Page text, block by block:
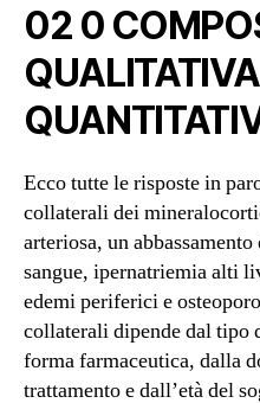
02 0
Ecco tutte le risposte in
collaterali dei
arteriosa, un
sangue, ipernatriemia alti
edemi periferici e
collaterali dipende dal tipo
forma farmaceutica, dalla
trattamento e dall’età del